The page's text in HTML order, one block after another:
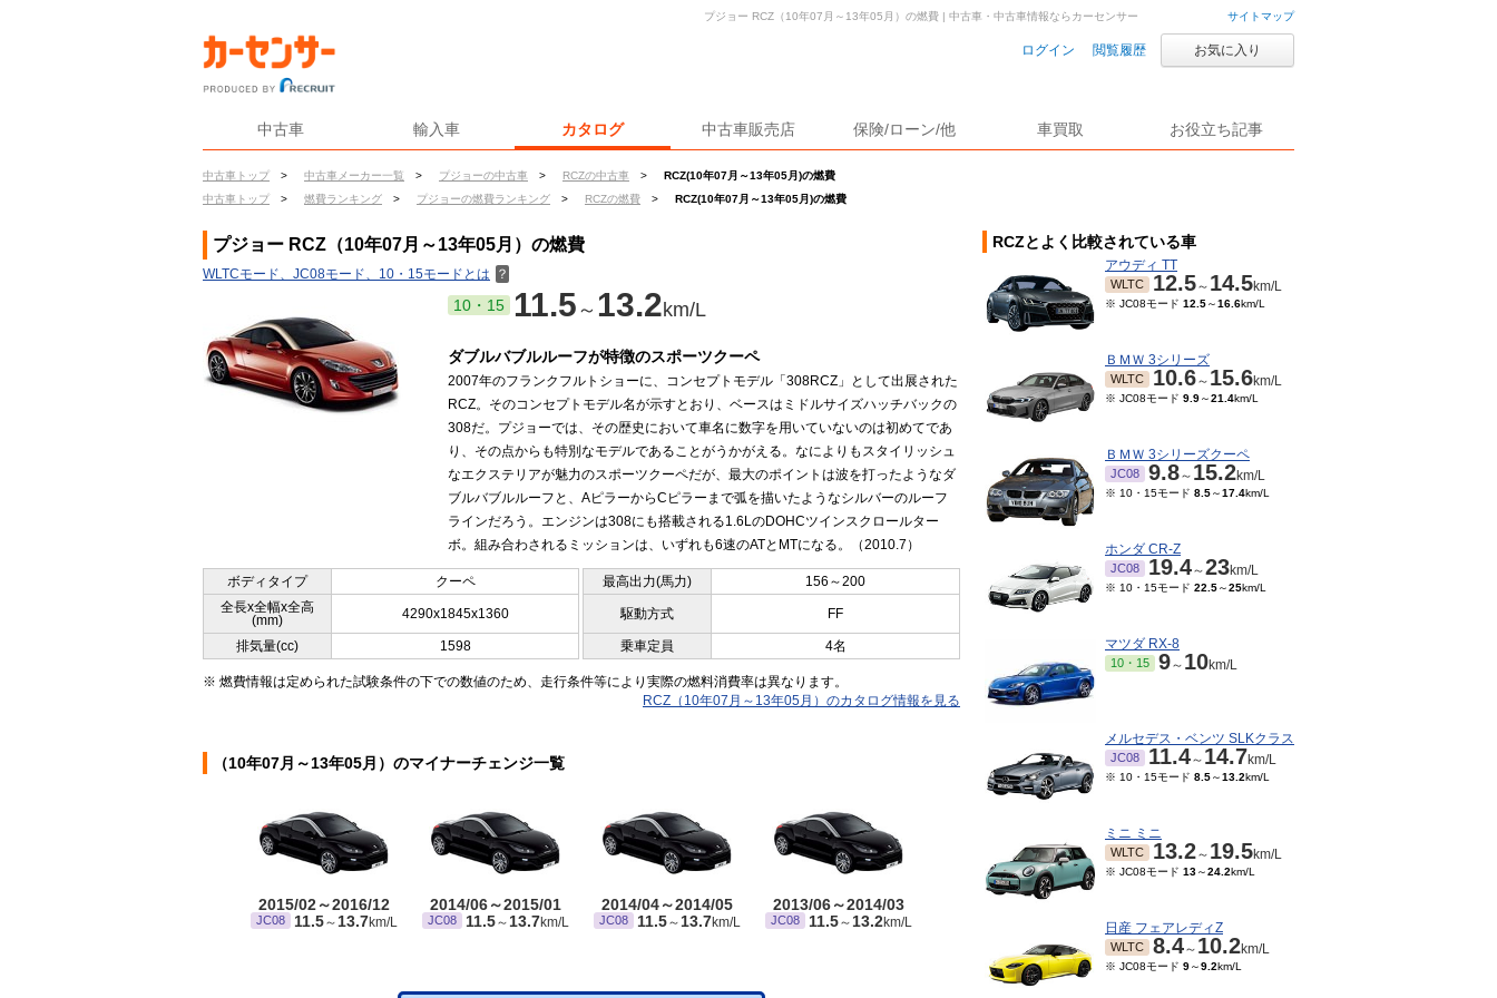
サイトマップ
ログイン 閲覧履歴 お気に入り
中古車 輸入車 カタログ 中古車販売店 保険/ローン/他 車買取 お役立ち記事
中古車トップ > 中古車メーカー一覧 > プジョーの中古車 > RCZの中古車 >
RCZ(10年07月～13年05月)の燃費
中古車トップ
> 燃費ランキング > プジョーの燃費ランキング > RCZの燃費 > RCZ(10年07月～13年05月)の燃費
プジョー RCZ（10年07月～13年05月）の燃費 | 中古車・中古車情報ならカーセンサー
プジョー RCZ（10年07月～13年05月）の燃費
WLTCモード、JC08モード、10・15モードとは ？
10・15 11.5 ～ 13.2km/L
ダブルバブルルーフが特徴のスポーツクーペ
2007年のフランクフルトショーに、コンセプトモデル「308RCZ」として出展された
RCZ。そのコンセプトモデル名が示すとおり、ベースはミドルサイズハッチバックの
308だ。プジョーでは、その歴史において車名に数字を用いていないのは初めてであ
り、その点からも特別なモデルであることがうかがえる。なによりもスタイリッシュ
なエクステリアが魅力のスポーツクーペだが、最大のポイントは波を打ったようなダ
ブルバブルルーフと、AピラーからCピラーまで弧を描いたようなシルバーのルーフ
ラインだろう。エンジンは308にも搭載される1.6LのDOHCツインスクロールター
ボ。組み合わされるミッションは、いずれも6速のATとMTになる。（2010.7）
ボディタイプ クーペ 最高出力(馬力)
156～200
全長x全幅x全高
(mm)
4290x1845x1360 駆動方式 FF
排気量(cc) 1598 乗車定員 4名
※ 燃費情報は定められた試験条件の下での数値のため、走行条件等により実際の燃料消費率は異なります。
RCZ（10年07月～13年05月）のカタログ情報を見る
（10年07月～13年05月）のマイナーチェンジ一覧
2015/02～2016/12
JC08 11.5～13.7km/L
2014/06～2015/01
JC08 11.5～13.7km/L
2014/04～2014/05
JC08 11.5～13.7km/L
2013/06～2014/03
JC08 11.5～13.2km/L
RCZとよく比較されている車
アウディ TT
WLTC 12.5～ 14.5km/L
※ JC08モード 12.5～16.6km/L
ＢＭＷ 3シリーズ
WLTC 10.6～ 15.6km/L
※ JC08モード 9.9～21.4km/L
ＢＭＷ 3シリーズクーペ
JC08 9.8～ 15.2km/L
※ 10・15モード 8.5～17.4km/L
ホンダ CR-Z
JC08 19.4～23km/L
※ 10・15モード 22.5～25km/L
マツダ RX-8
10・15 9～ 10km/L
メルセデス・ベンツ SLKクラス
JC08 11.4～ 14.7km/L
※ 10・15モード 8.5～13.2km/L
ミニ ミニ
WLTC 13.2～ 19.5km/L
※ JC08モード 13～24.2km/L
日産 フェアレディZ
WLTC 8.4～ 10.2km/L
※ JC08モード 9～9.2km/L